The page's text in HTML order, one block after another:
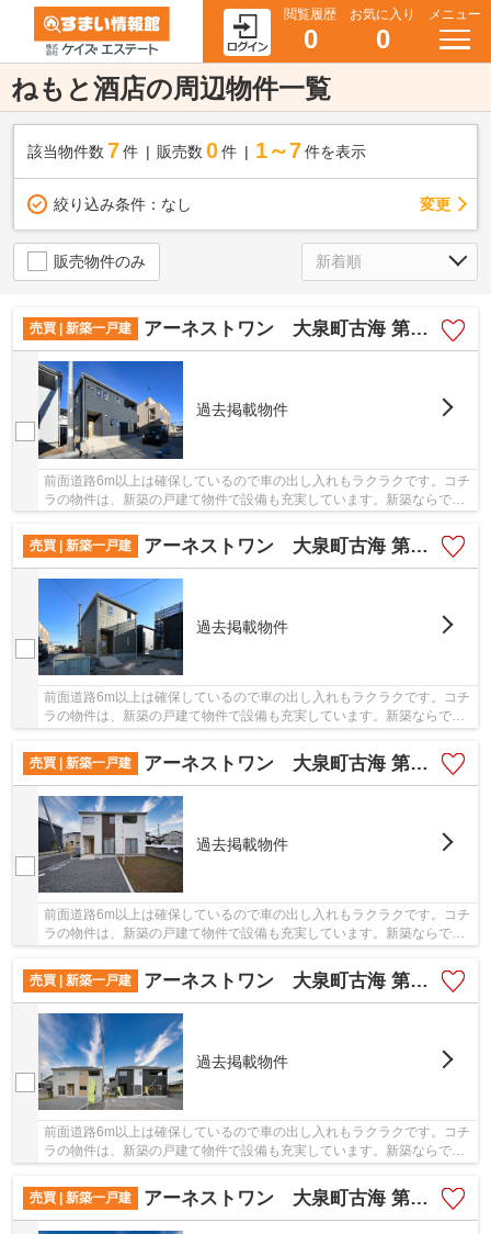
閲覧履歴
0
お気に入り
0
メニュー
ねもと酒店の周辺物件一覧
該当物件数 7件 販売数 0 件 1～7 件を表示
絞り込み条件： なし 変更
販売物件のみ
売買 | 新築一戸建 アーネストワン 大泉町古海 第10 2号棟
過去掲載物件
前面道路6m以上は確保しているので車の出し入れもラクラクです。コチ
ラの物件は、新築の戸建て物件で設備も充実しています。新築ならでは
売買 | 新築一戸建
アーネストワン 大泉町古海 第10 3号棟
過去掲載物件
前面道路6m以上は確保しているので車の出し入れもラクラクです。コチ
ラの物件は、新築の戸建て物件で設備も充実しています。新築ならでは
売買 | 新築一戸建
アーネストワン 大泉町古海 第10 7号棟
過去掲載物件
前面道路6m以上は確保しているので車の出し入れもラクラクです。コチ
ラの物件は、新築の戸建て物件で設備も充実しています。新築ならでは
売買 | 新築一戸建
アーネストワン 大泉町古海 第10 5号棟
過去掲載物件
前面道路6m以上は確保しているので車の出し入れもラクラクです。コチ
ラの物件は、新築の戸建て物件で設備も充実しています。新築ならでは
売買 | 新築一戸建
アーネストワン 大泉町古海 第10 1号棟